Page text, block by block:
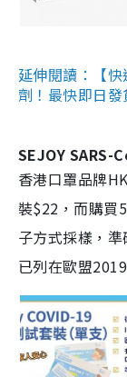
延伸閱讀：【
劑！最快即日
SEJOY SARS-
香港口罩品牌
裝$22，而購買
子方式採樣，
已列在歐盟